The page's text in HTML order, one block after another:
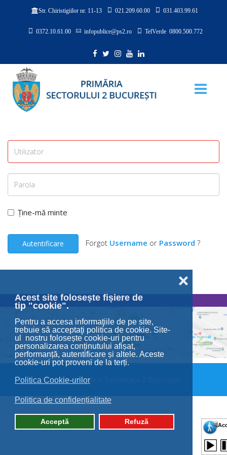
Acest site folosește fișiere de
tip "cookie".
Pentru a accesa informaţiile de pe site,
trebuie să acceptaţi politica de cookie. Site-
ul nostru folosește cookie-uri pentru
personalizarea conținutului afișat,
performanță, autentificare și altele. Aceste
cookie-uri pot proveni de la terți.
Politica Cookie-urilor
Politica de confidențialitate
Acceptă Refuză
❌
Str. Chiristigiilor nr. 11-13 021.209.60.00 031.403.99.61
0372.10.61.00 infopublice@ps2.ro TelVerde 0800.500.772
Ține-mă minte
Autentificare Forgot Username or Password ?
© 2026 Primăria Sectorului 2 București.